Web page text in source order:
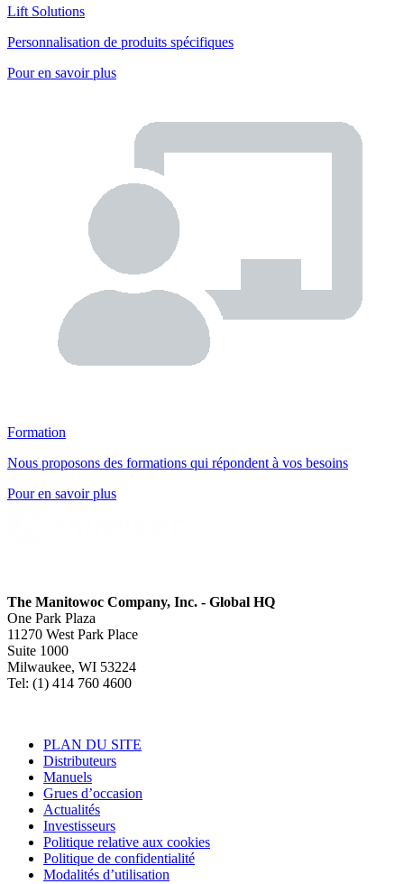
Lift Solutions
Personnalisation de produits spécifiques
Pour en savoir plus
Formation
Nous proposons des formations qui répondent à vos besoins
Pour en savoir plus
The Manitowoc Company, Inc. - Global HQ
One Park Plaza
11270 West Park Place
Suite 1000
Milwaukee, WI 53224
Tel: (1) 414 760 4600
PLAN DU SITE
Distributeurs
Manuels
Grues d’occasion
Actualités
Investisseurs
Politique relative aux cookies
Politique de confidentialité
Modalités d’utilisation